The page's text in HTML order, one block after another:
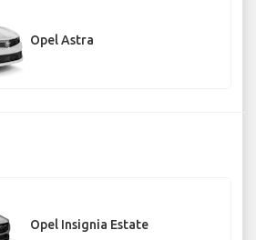
Opel Astra
Opel Insignia Estate